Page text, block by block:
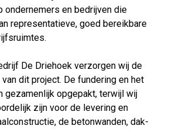
ondernemers en bedrijven die
representatieve, goed bereikbare
De Driehoek verzorgen wij de
dit project. De fundering en het
gezamenlijk opgepakt, terwijl wij
zijn voor de levering en
de betonwanden, dak-